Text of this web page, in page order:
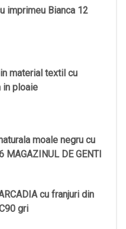
imprimeu Bianca 12
material textil cu
in ploaie
moale negru cu
MAGAZINUL DE GENTI
cu franjuri din
gri